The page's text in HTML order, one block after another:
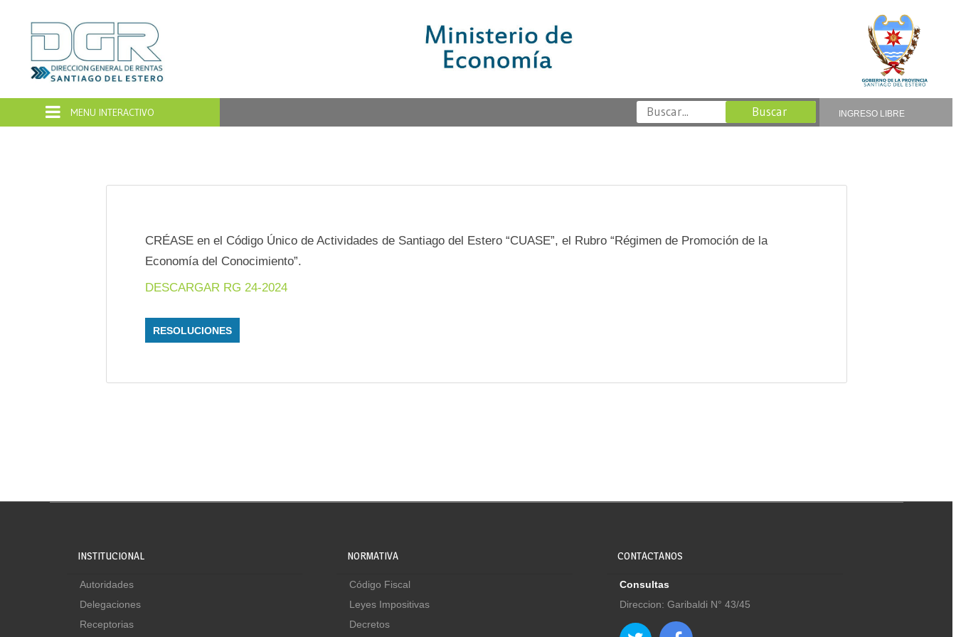
Santiago
del
Estero
INGRESO LIBRE
CRÉASE en el Código Único de Actividades de Santiago del Estero “CUASE”, el Rubro “Régimen de Promoción de la
Economía del Conocimiento”.
DESCARGAR RG 24-2024
RESOLUCIONES
INSTITUCIONAL
Autoridades
Delegaciones
Receptorias
NORMATIVA
Código Fiscal
Leyes Impositivas
Decretos
CONTACTANOS
Consultas
Direccion: Garibaldi N° 43/45